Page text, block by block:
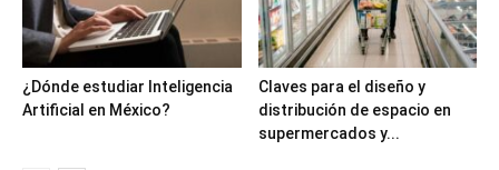
¿Dónde estudiar Inteligencia
Artificial en México?
Claves para el diseño y
distribución de espacio en
supermercados y...